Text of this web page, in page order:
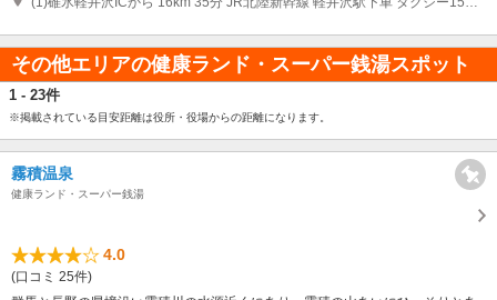
その他エリアの健康ランド・スーパー銭湯スポット
1 - 23件
※掲載されている目安距離は役所・役場からの距離になります。
霧積温泉
健康ランド・スーパー銭湯
4.0
(口コミ 25件)